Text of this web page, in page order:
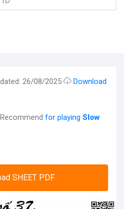
26/08/2025
Download
Recommend for playing Slow
SHEET PDF